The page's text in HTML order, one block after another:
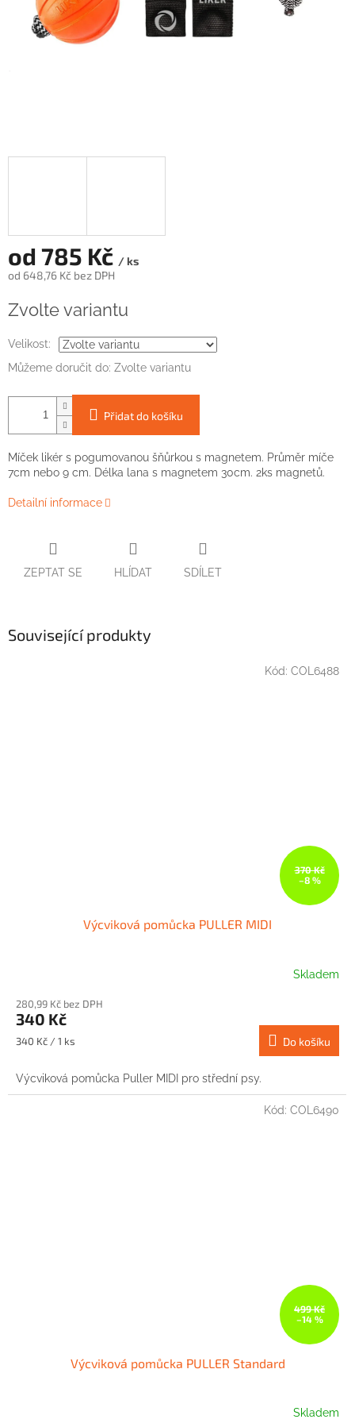
od 785 Kč / ks
od 648,76 Kč bez DPH
cena:
Zvolte variantu
Velikost:
Můžeme doručit do: Zvolte variantu
Přidat do košíku
Míček likér s pogumovanou šňůrkou s magnetem. Průměr míče
7cm nebo 9 cm. Délka lana s magnetem 30cm. 2ks magnetů.
Detailní informace
ZEPTAT SE HLÍDAT SDÍLET
Související produkty
370 Kč
–8 %
Výcviková pomůcka PULLER MIDI
Skladem
280,99 Kč bez DPH
340 Kč
Měrná
340 Kč / 1 ks Do košíku
Výcviková pomůcka Puller MIDI pro střední psy.
Kód: COL6488
499 Kč
–14 %
Výcviková pomůcka PULLER Standard
Skladem
Kód: COL6490